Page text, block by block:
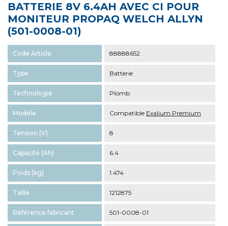
BATTERIE 8V 6.4AH AVEC CI POUR
MONITEUR PROPAQ WELCH ALLYN
(501-0008-01)
Code Article 88888652
Type Batterie
Technologie Plomb
Modèle Compatible Exalium Premium
Tension (V) 8
Capacité (Ah) 6.4
Poids (kg) 1.474
Taille 1212875
Référence fabricant 501-0008-01